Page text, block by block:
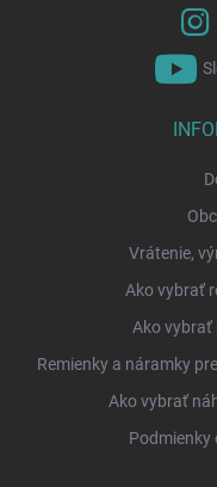
Vrátenie,
Ako vybrať
Ako vybrať
Remienky a náramky
Ako vybrať
Podmienky